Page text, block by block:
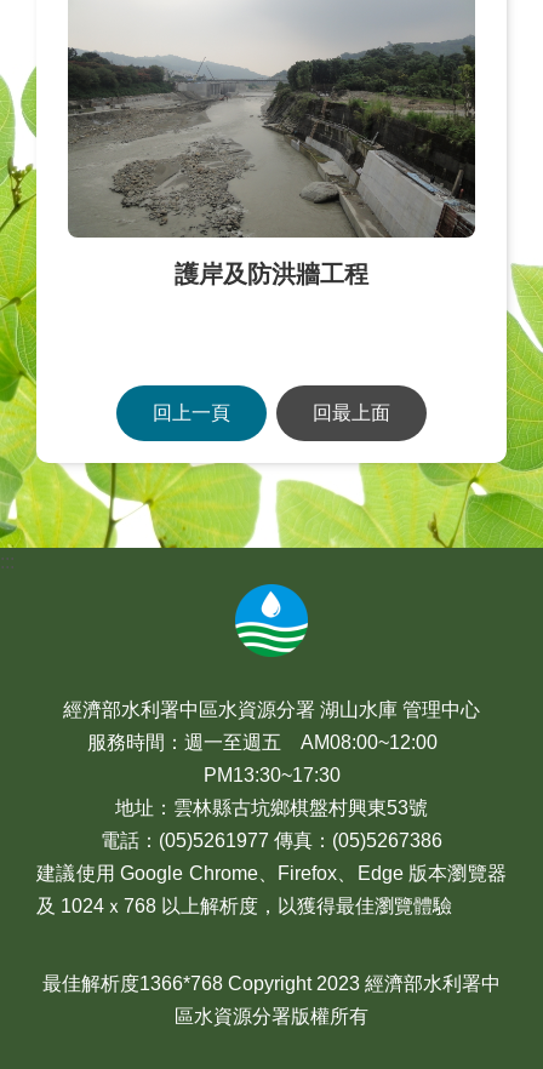
護岸及防洪牆工程
回上一頁 回最上面
:::
經濟部水利署中區水資源分署 湖山水庫 管理中心
服務時間：週一至週五 AM08:00~12:00
PM13:30~17:30
地址：雲林縣古坑鄉棋盤村興東53號
電話：(05)5261977 傳真：(05)5267386
建議使用 Google Chrome、Firefox、Edge 版本瀏覽器
及 1024ｘ768 以上解析度，以獲得最佳瀏覽體驗
最佳解析度1366*768 Copyright 2023 經濟部水利署中
區水資源分署版權所有